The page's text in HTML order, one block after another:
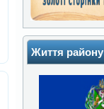
Життя району